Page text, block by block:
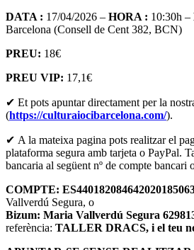
DATA : 17/04/2026 – HORA : 10:30h –
Barcelona (Consell de Cent 382, BCN)
PREU: 18€
PREU VIP: 17,1€
✔ Et pots apuntar directament per la
(https://culturaiocibarcelona.com/).
✔ A la mateixa pagina pots realitzar el
plataforma segura amb tarjeta o PayPal.
bancaria al següent nº de compte
COMPTE:
Vallverdú Segura, o
Bizum: Maria Vallverdú Segura
referència: TALLER DRACS, i el teu